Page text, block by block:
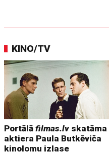
KINO/TV
Portālāfilmas.lv skatāma
aktiera Paula Butkēviča
kinolomu izlase